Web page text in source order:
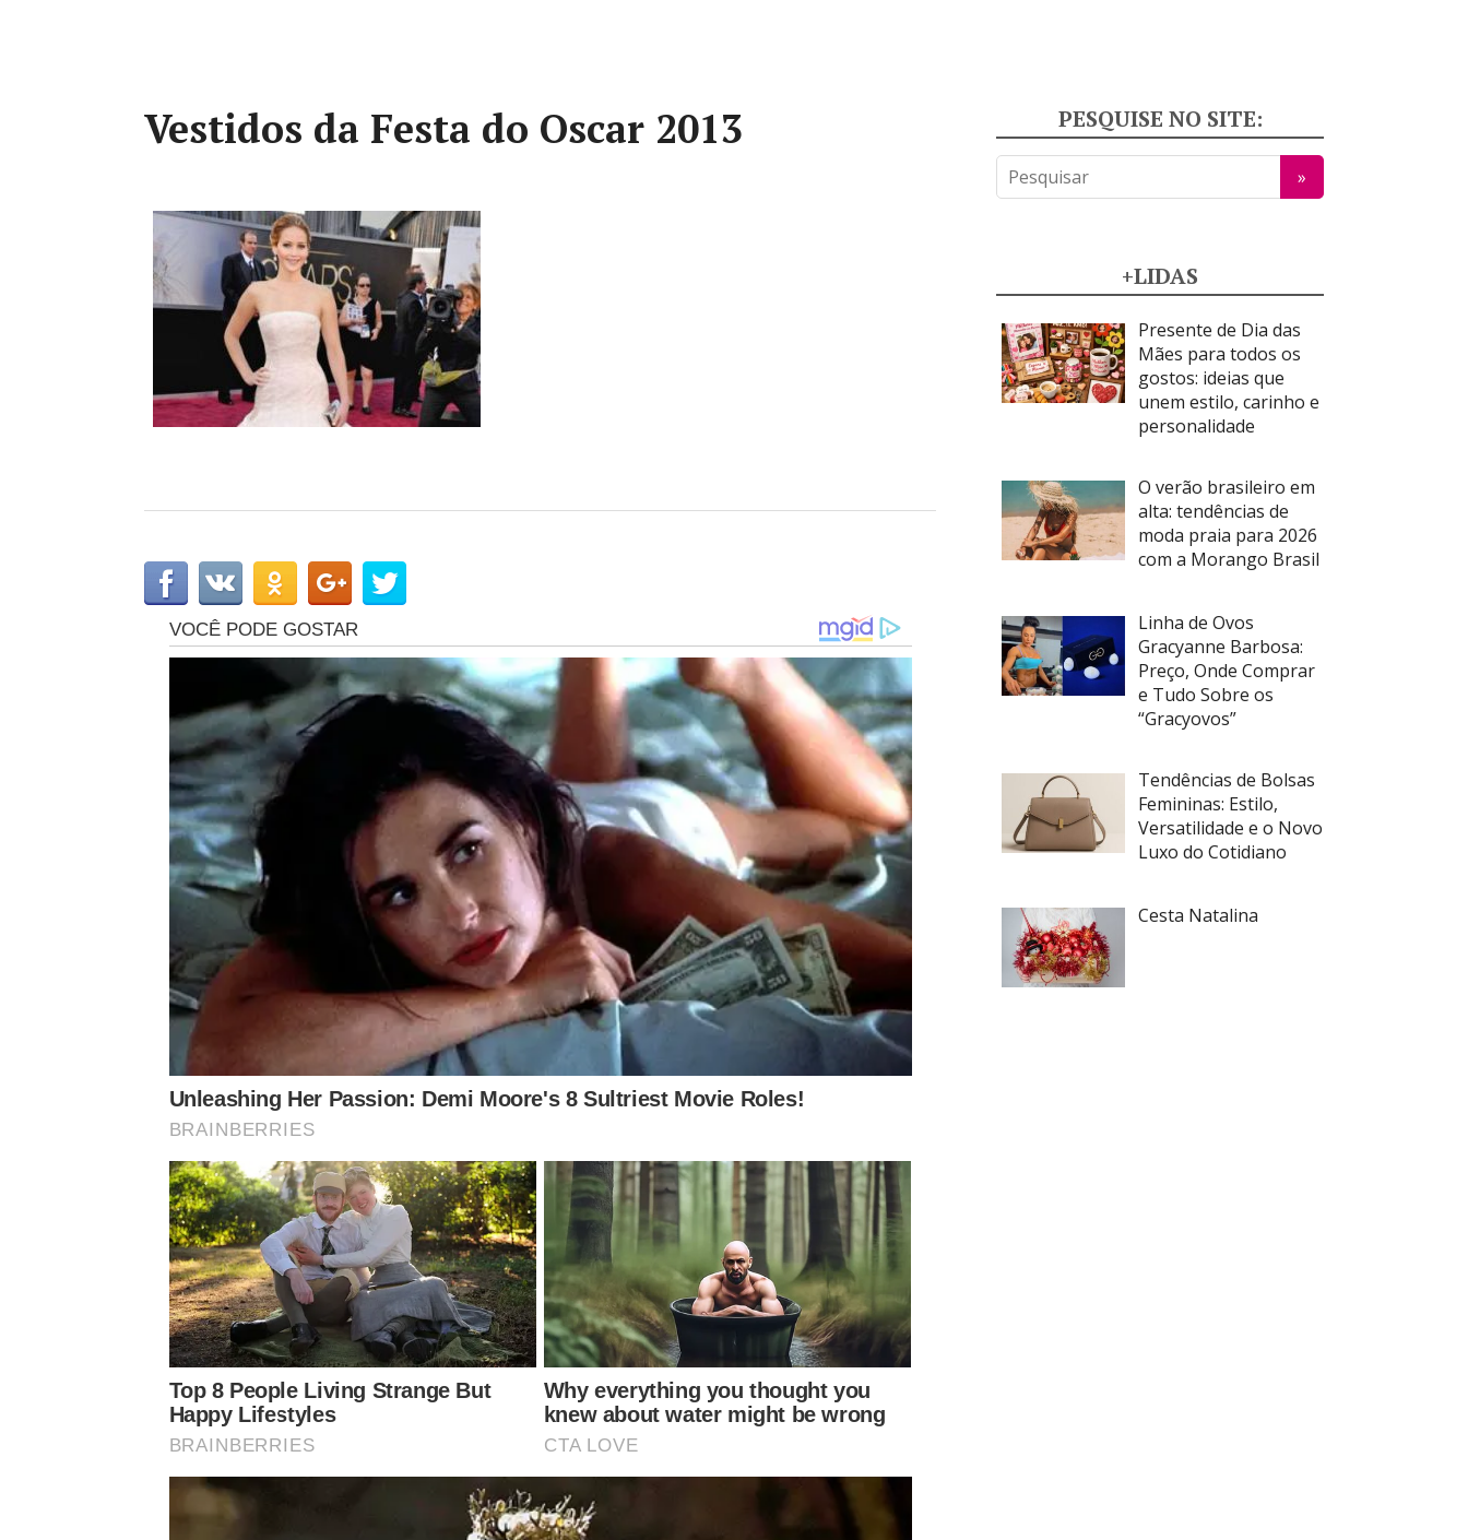
Vestidos da Festa do Oscar 2013 PESQUISE NO SITE:
+LIDAS
Presente de Dia das
Mães para todos os
gostos: ideias que
unem estilo, carinho e
personalidade
O verão brasileiro em
alta: tendências de
moda praia para 2026
com a Morango Brasil
Linha de Ovos
Gracyanne Barbosa:
Preço, Onde Comprar
e Tudo Sobre os
“Gracyovos”
Tendências de Bolsas
Femininas: Estilo,
Versatilidade e o Novo
Luxo do Cotidiano
Cesta Natalina